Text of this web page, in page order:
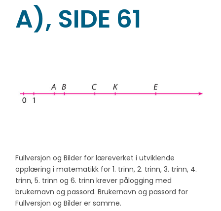
A), SIDE 61
Fullversjon og Bilder for læreverket i utviklende
opplæring i matematikk for 1. trinn, 2. trinn, 3. trinn, 4.
trinn, 5. trinn og 6. trinn krever pålogging med
brukernavn og passord. Brukernavn og passord for
Fullversjon og Bilder er samme.